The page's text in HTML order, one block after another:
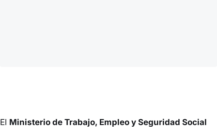
El Ministerio de Trabajo, Empleo y Seguridad Social